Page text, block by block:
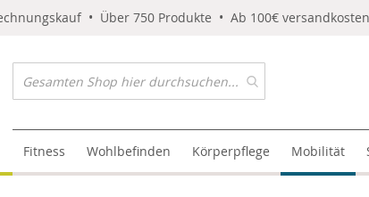
• Über 750 Produkte • Ab 100€
Fitness Wohlbefinden Körperpflege Mobilität